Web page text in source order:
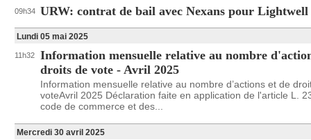
09h34 URW: contrat de bail avec Nexans pour Lightwell
Lundi 05 mai 2025
11h32
Information mensuelle relative au nombre
droits de vote - Avril 2025
Information mensuelle relative au nombre d’actions et de
voteAvril 2025 Déclaration faite en application de l'article L.
code de commerce et des...
Mercredi 30 avril 2025